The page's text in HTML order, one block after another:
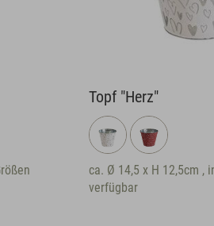
ca. Ø 14,5 x H 12,5cm , in weiteren